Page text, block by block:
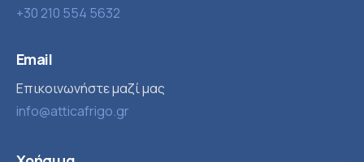
+30 210 554 5632
Email
Επικοινωνήστε μαζί μας
info@atticafrigo.gr